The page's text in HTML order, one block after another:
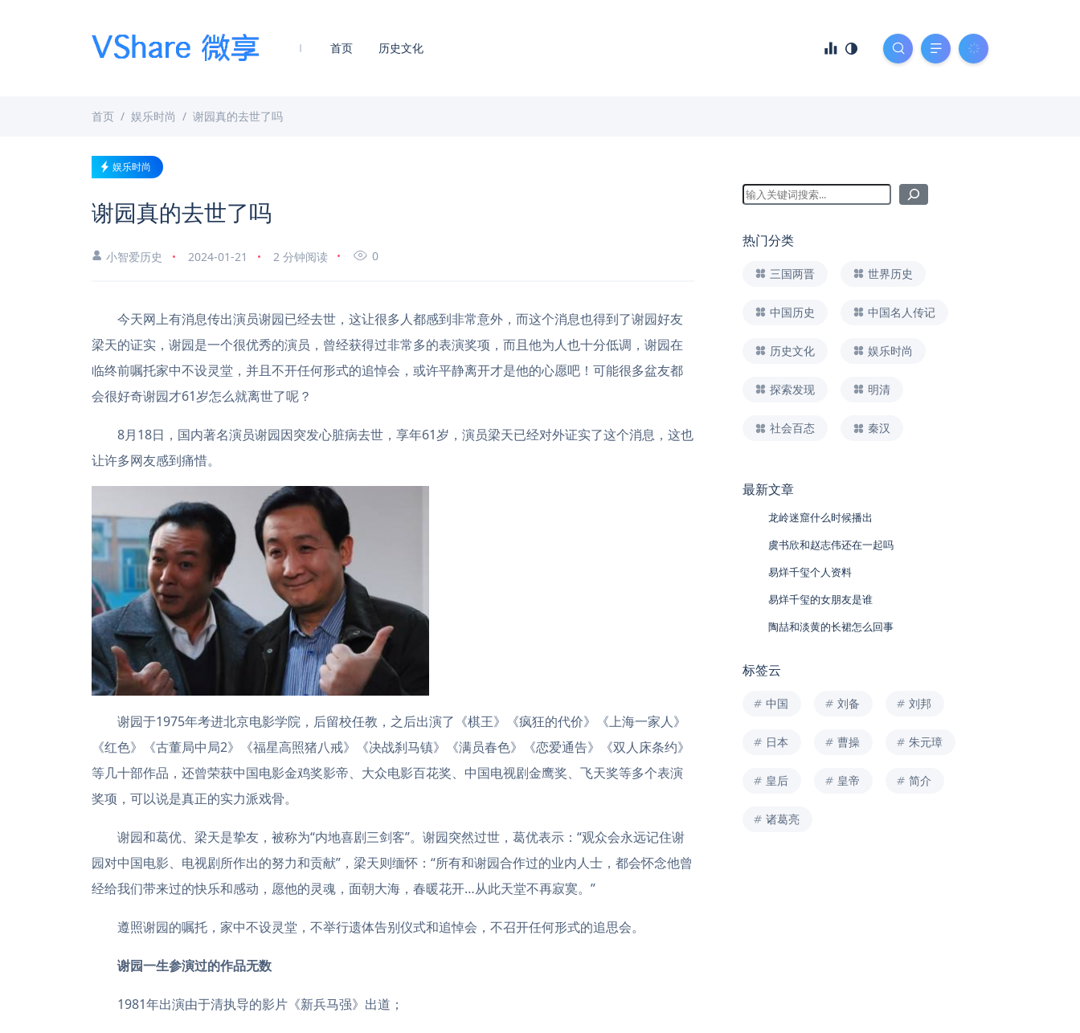
首页 历史文化
首页 娱乐时尚 谢园真的去世了吗
娱乐时尚
谢园真的去世了吗
小智爱历史 2024-01-21 2 分钟阅读 0
今天网上有消息传出演员谢园已经去世，这让很多人都感到非常意外，而这个消息也得到了谢园好友
梁天的证实，谢园是一个很优秀的演员，曾经获得过非常多的表演奖项，而且他为人也十分低调，谢园在
临终前嘱托家中不设灵堂，并且不开任何形式的追悼会，或许平静离开才是他的心愿吧！可能很多盆友都
会很好奇谢园才61岁怎么就离世了呢？
8月18日，国内著名演员谢园因突发心脏病去世，享年61岁，演员梁天已经对外证实了这个消息，这也
让许多网友感到痛惜。
谢园于1975年考进北京电影学院，后留校任教，之后出演了《棋王》《疯狂的代价》《上海一家人》
《红色》《古董局中局2》《福星高照猪八戒》《决战刹马镇》《满员春色》《恋爱通告》《双人床条约》
等几十部作品，还曾荣获中国电影金鸡奖影帝、大众电影百花奖、中国电视剧金鹰奖、飞天奖等多个表演
奖项，可以说是真正的实力派戏骨。
谢园和葛优、梁天是挚友，被称为“内地喜剧三剑客”。谢园突然过世，葛优表示：“观众会永远记住谢
园对中国电影、电视剧所作出的努力和贡献”，梁天则缅怀：“所有和谢园合作过的业内人士，都会怀念他曾
经给我们带来过的快乐和感动，愿他的灵魂，面朝大海，春暖花开…从此天堂不再寂寞。”
遵照谢园的嘱托，家中不设灵堂，不举行遗体告别仪式和追悼会，不召开任何形式的追思会。
谢园一生参演过的作品无数
1981年出演由于清执导的影片《新兵马强》出道；
热门分类
三国两晋 世界历史
中国历史 中国名人传记
历史文化 娱乐时尚
探索发现 明清
社会百态 秦汉
最新文章
龙岭迷窟什么时候播出
虞书欣和赵志伟还在一起吗
易烊千玺个人资料
易烊千玺的女朋友是谁
陶喆和淡黄的长裙怎么回事
标签云
中国 刘备 刘邦
日本 曹操 朱元璋
皇后 皇帝 简介
诸葛亮